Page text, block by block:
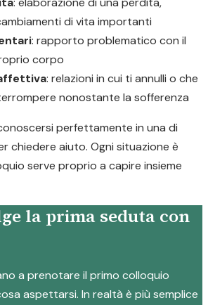
di vita importanti
: rapporto problematico con il
corpo
: relazioni in cui ti annulli o che
nonostante la sofferenza
perfettamente in una di
chiedere aiuto. Ogni situazione è
serve proprio a capire insieme
la prima seduta con
a prenotare il primo colloquio
aspettarsi. In realtà è più semplice